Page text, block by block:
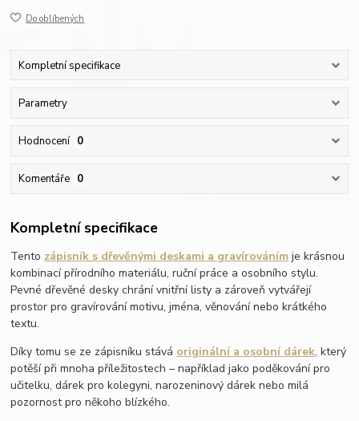
Do oblíbených
Kompletní specifikace
Parametry
Hodnocení 0
Komentáře 0
Kompletní specifikace
Tento zápisník s dřevěnými deskami a gravírováním je krásnou
kombinací přírodního materiálu, ruční práce a osobního stylu.
Pevné dřevěné desky chrání vnitřní listy a zároveň vytvářejí
prostor pro gravírování motivu, jména, věnování nebo krátkého
textu.
Díky tomu se ze zápisníku stává originální a osobní dárek, který
potěší při mnoha příležitostech – například jako poděkování pro
učitelku, dárek pro kolegyni, narozeninový dárek nebo milá
pozornost pro někoho blízkého.